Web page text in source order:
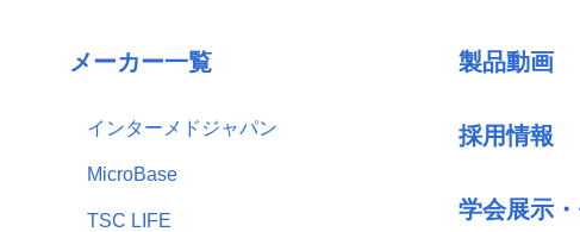
メーカー一覧
インターメドジャパン
MicroBase
TSC LIFE
製品動画
採用情報
学会展示